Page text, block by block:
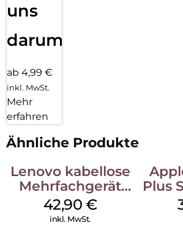
uns
darum!
ab 4,99 €
inkl. MwSt.
Mehr
erfahren
Ähnliche Produkte
Lenovo kabellose
Mehrfachgerät
Luna Grey
42,90 €
inkl. MwSt.
Plus